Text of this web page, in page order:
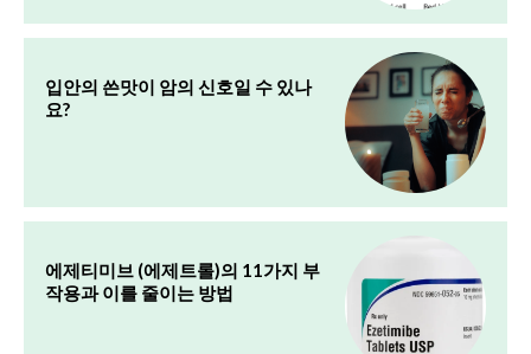
입안의 쓴맛이 암의 신호일 수 있나
요?
에제티미브 (에제트롤)의 11가지 부
작용과 이를 줄이는 방법